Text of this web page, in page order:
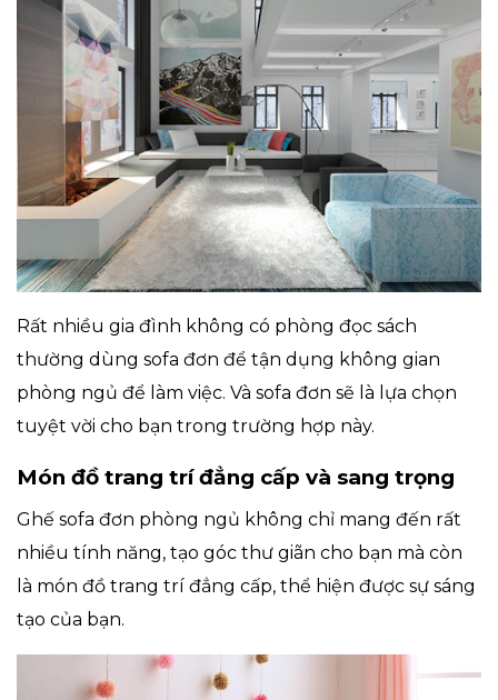
Rất nhiều gia đình không có phòng đọc sách
thường dùng sofa đơn để tận dụng không gian
phòng ngủ để làm việc. Và sofa đơn sẽ là lựa chọn
tuyệt vời cho bạn trong trường hợp này.
Món đồ trang trí đẳng cấp và sang trọng
Ghế sofa đơn phòng ngủ không chỉ mang đến rất
nhiều tính năng, tạo góc thư giãn cho bạn mà còn
là món đồ trang trí đẳng cấp, thể hiện được sự sáng
tạo của bạn.